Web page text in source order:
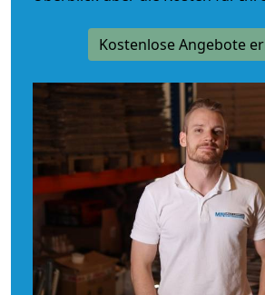
Kostenlose Angebote